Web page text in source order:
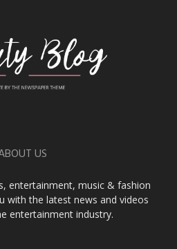
US
entertainment, music & fashion
with the latest news and videos
entertainment industry.